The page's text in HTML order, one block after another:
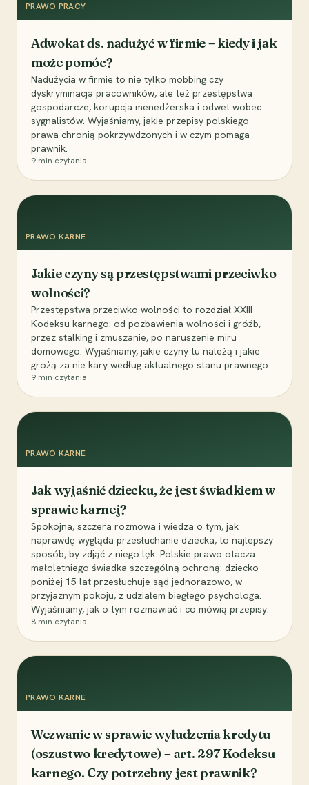
PRAWO PRACY
Adwokat ds. nadużyć w firmie – kiedy i jak
może pomóc?
Nadużycia w firmie to nie tylko mobbing czy
dyskryminacja pracowników, ale też przestępstwa
gospodarcze, korupcja menedżerska i odwet wobec
sygnalistów. Wyjaśniamy, jakie przepisy polskiego
prawa chronią pokrzywdzonych i w czym pomaga
prawnik.
9 min czytania
PRAWO KARNE
Jakie czyny są przestępstwami przeciwko
wolności?
Przestępstwa przeciwko wolności to rozdział XXIII
Kodeksu karnego: od pozbawienia wolności i gróźb,
przez stalking i zmuszanie, po naruszenie miru
domowego. Wyjaśniamy, jakie czyny tu należą i jakie
grożą za nie kary według aktualnego stanu prawnego.
9 min czytania
PRAWO KARNE
Jak wyjaśnić dziecku, że jest świadkiem w
sprawie karnej?
Spokojna, szczera rozmowa i wiedza o tym, jak
naprawdę wygląda przesłuchanie dziecka, to najlepszy
sposób, by zdjąć z niego lęk. Polskie prawo otacza
małoletniego świadka szczególną ochroną: dziecko
poniżej 15 lat przesłuchuje sąd jednorazowo, w
przyjaznym pokoju, z udziałem biegłego psychologa.
Wyjaśniamy, jak o tym rozmawiać i co mówią przepisy.
8 min czytania
PRAWO KARNE
Wezwanie w sprawie wyłudzenia kredytu
(oszustwo kredytowe) – art. 297 Kodeksu
karnego. Czy potrzebny jest prawnik?